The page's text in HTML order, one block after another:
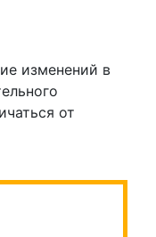
изменений в
от